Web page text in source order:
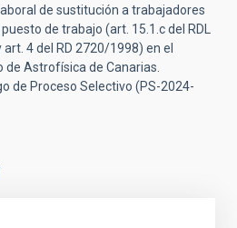
de sustitución a trabajadores
de trabajo (art. 15.1.c del RDL
4 del RD 2720/1998) en el
Astrofísica de Canarias.
de Proceso Selectivo (PS-2024-